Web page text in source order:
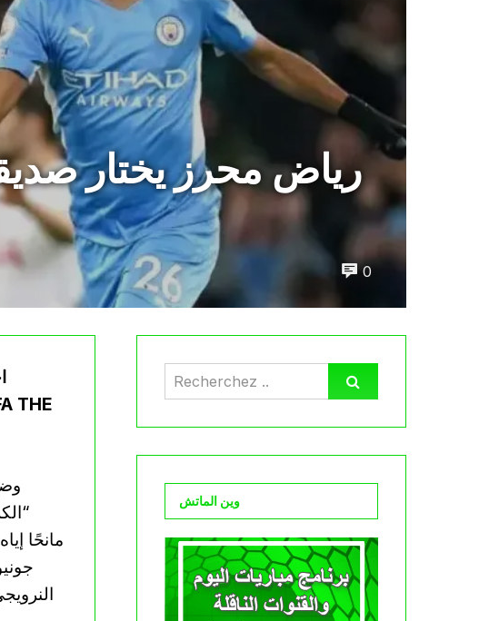
رياض محرز يختار
0
مانحًا
وين الماتش